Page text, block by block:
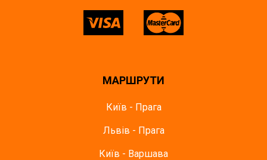
МАРШРУТИ
Київ - Прага
Львів - Прага
Київ - Варшава